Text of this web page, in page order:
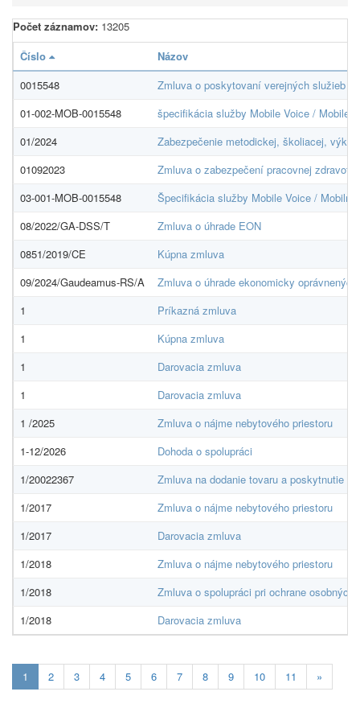
Počet záznamov: 13205
Číslo
Názov
0015548
Zmluva o poskytovaní verejných služieb
01-002-MOB-0015548
špecifikácia služby Mobile Voice / Mobile
01/2024
Zabezpečenie metodickej, školiacej,
01092023
Zmluva o zabezpečení pracovnej
03-001-MOB-0015548
Špecifikácia služby Mobile Voice / Mobilne
08/2022/GA-DSS/T
Zmluva o úhrade EON
0851/2019/CE
Kúpna zmluva
09/2024/Gaudeamus-RS/A
Zmluva o úhrade ekonomicky
1
Príkazná zmluva
1
Kúpna zmluva
1
Darovacia zmluva
1
Darovacia zmluva
1 /2025
Zmluva o nájme nebytového priestoru
1-12/2026
Dohoda o spolupráci
1/20022367
Zmluva na dodanie tovaru a poskytnutie
1/2017
Zmluva o nájme nebytového priestoru
1/2017
Darovacia zmluva
1/2018
Zmluva o nájme nebytového priestoru
1/2018
Zmluva o spolupráci pri ochrane
1/2018
Darovacia zmluva
1 Aktuálna
stránka
2 3 4 5 6 7 8 9 10 11 »